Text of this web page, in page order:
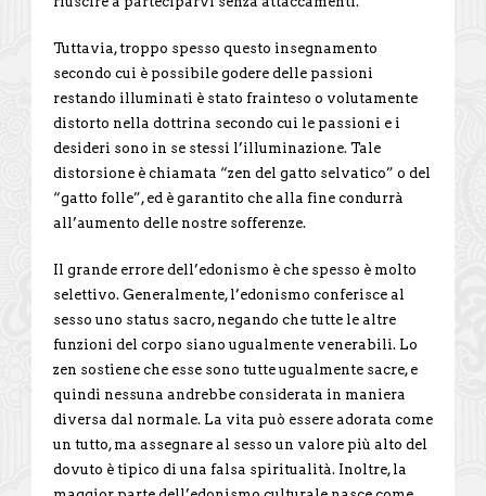
Tuttavia, troppo spesso questo insegnamento
secondo cui è possibile godere delle passioni
restando illuminati è stato frainteso o volutamente
distorto nella dottrina secondo cui le passioni e i
desideri sono in se stessi l’illuminazione. Tale
distorsione è chiamata “zen del gatto selvatico” o del
“gatto folle”, ed è garantito che alla fine condurrà
all’aumento delle nostre sofferenze.
Il grande errore dell’edonismo è che spesso è molto
selettivo. Generalmente, l’edonismo conferisce al
sesso uno status sacro, negando che tutte le altre
funzioni del corpo siano ugualmente venerabili. Lo
zen sostiene che esse sono tutte ugualmente sacre, e
quindi nessuna andrebbe considerata in maniera
diversa dal normale. La vita può essere adorata come
un tutto, ma assegnare al sesso un valore più alto del
dovuto è tipico di una falsa spiritualità. Inoltre, la